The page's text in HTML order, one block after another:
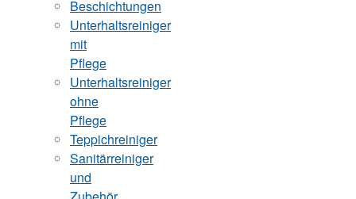
Beschichtungen
Unterhaltsreiniger
mit
Pflege
Unterhaltsreiniger
ohne
Pflege
Teppichreiniger
Sanitärreiniger
und